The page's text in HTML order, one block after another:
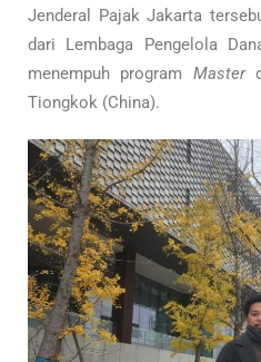
Jenderal Pajak Jakarta
dari Lembaga Pengelola
menempuh program Master
Tiongkok (China).